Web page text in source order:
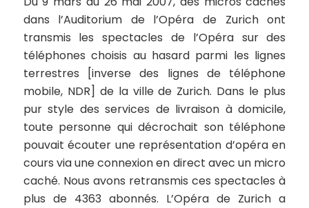
dans l’Auditorium de l’Opéra de Zurich ont
transmis les spectacles de l’Opéra sur des
téléphones choisis au hasard parmi les lignes
terrestres [inverse des lignes de téléphone
mobile, NDR] de la ville de Zurich. Dans le plus
pur style des services de livraison à domicile,
toute personne qui décrochait son téléphone
pouvait écouter une représentation d’opéra en
cours via une connexion en direct avec un micro
caché. Nous avons retransmis ces spectacles à
plus de 4363 abonnés. L’Opéra de Zurich a